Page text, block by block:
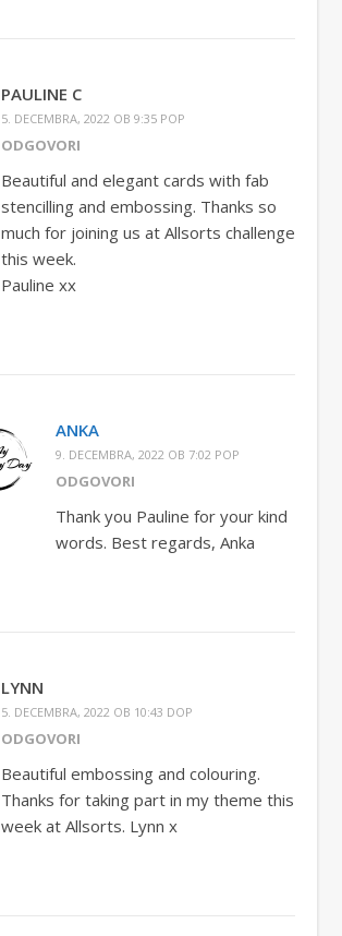
PAULINE C
5. DECEMBRA, 2022 OB 9:35 POP
ODGOVORI
Beautiful and elegant cards with fab
stencilling and embossing. Thanks so
much for joining us at Allsorts challenge
this week.
Pauline xx
ANKA
9. DECEMBRA, 2022 OB 7:02 POP
ODGOVORI
Thank you Pauline for your kind
words. Best regards, Anka
LYNN
5. DECEMBRA, 2022 OB 10:43 DOP
ODGOVORI
Beautiful embossing and colouring.
Thanks for taking part in my theme this
week at Allsorts. Lynn x